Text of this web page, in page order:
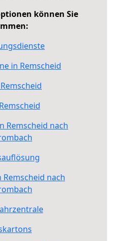
können Sie
in Remscheid
Remscheid nach
nach